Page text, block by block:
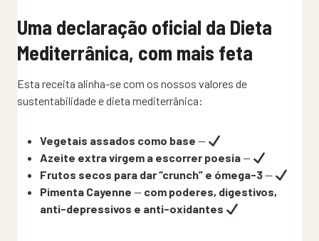
Uma declaração oficial da Dieta
Mediterrânica, com mais feta
Esta receita alinha-se com os nossos valores de
sustentabilidade e dieta mediterrânica:
Vegetais assados como base —
Azeite extra virgem a escorrer poesia—
Frutos secos para dar “crunch” e ómega-3—
Pimenta Cayenne — com poderes, digestivos,
anti-depressivos e anti-oxidantes